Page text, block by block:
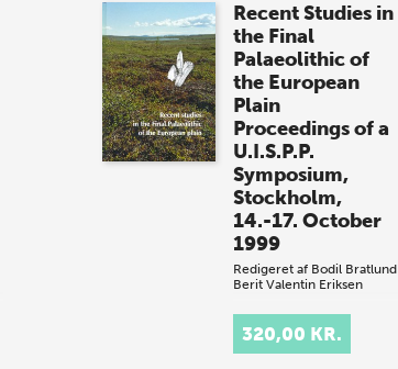
Recent Studies in
the Final
Palaeolithic of
the European
Plain
Proceedings of a
U.I.S.P.P.
Symposium,
Stockholm,
14.-17. October
1999
Redigeret af Bodil Bratlund
Berit Valentin Eriksen
19 bidrag med fokus
på senpalæolitikum i
det
320,00 KR.